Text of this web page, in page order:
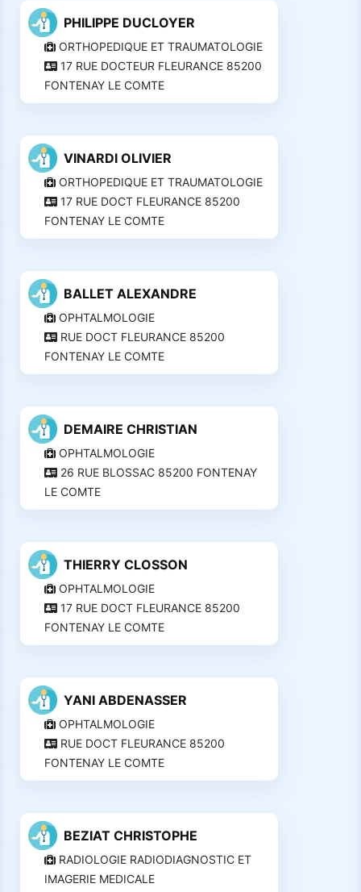
PHILIPPE DUCLOYER
ORTHOPEDIQUE ET TRAUMATOLOGIE
17 RUE DOCTEUR FLEURANCE 85200
FONTENAY LE COMTE
VINARDI OLIVIER
ORTHOPEDIQUE ET TRAUMATOLOGIE
17 RUE DOCT FLEURANCE 85200
FONTENAY LE COMTE
BALLET ALEXANDRE
OPHTALMOLOGIE
RUE DOCT FLEURANCE 85200
FONTENAY LE COMTE
DEMAIRE CHRISTIAN
OPHTALMOLOGIE
26 RUE BLOSSAC 85200 FONTENAY
LE COMTE
THIERRY CLOSSON
OPHTALMOLOGIE
17 RUE DOCT FLEURANCE 85200
FONTENAY LE COMTE
YANI ABDENASSER
OPHTALMOLOGIE
RUE DOCT FLEURANCE 85200
FONTENAY LE COMTE
BEZIAT CHRISTOPHE
RADIOLOGIE RADIODIAGNOSTIC ET
IMAGERIE MEDICALE